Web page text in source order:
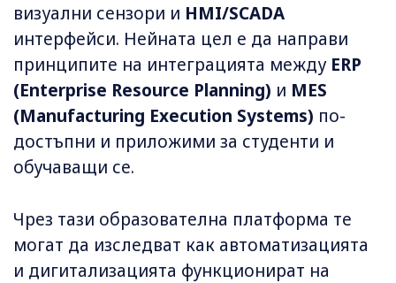
визуални сензори и HMI/SCADA
интерфейси. Нейната цел е да направи
принципите на интеграцията между ERP
(Enterprise Resource Planning) и MES
(Manufacturing Execution Systems) по-
достъпни и приложими за студенти и
обучаващи се.
Чрез тази образователна платформа те
могат да изследват как автоматизацията
и дигитализацията функционират на